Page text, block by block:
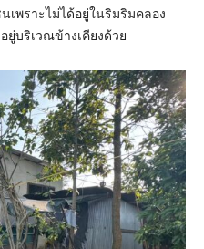
พราะไม่ได้อยู่ในริมริมคลอง
ยู่บริเวณข้างเคียงด้วย